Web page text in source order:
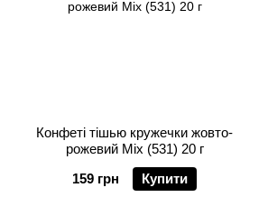
Конфеті тішью кружечки жовто-
рожевий Mix (531) 20 г
159 грн
Купити